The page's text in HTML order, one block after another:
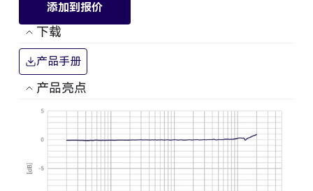
添加到报价
下载
产品手册
产品亮点